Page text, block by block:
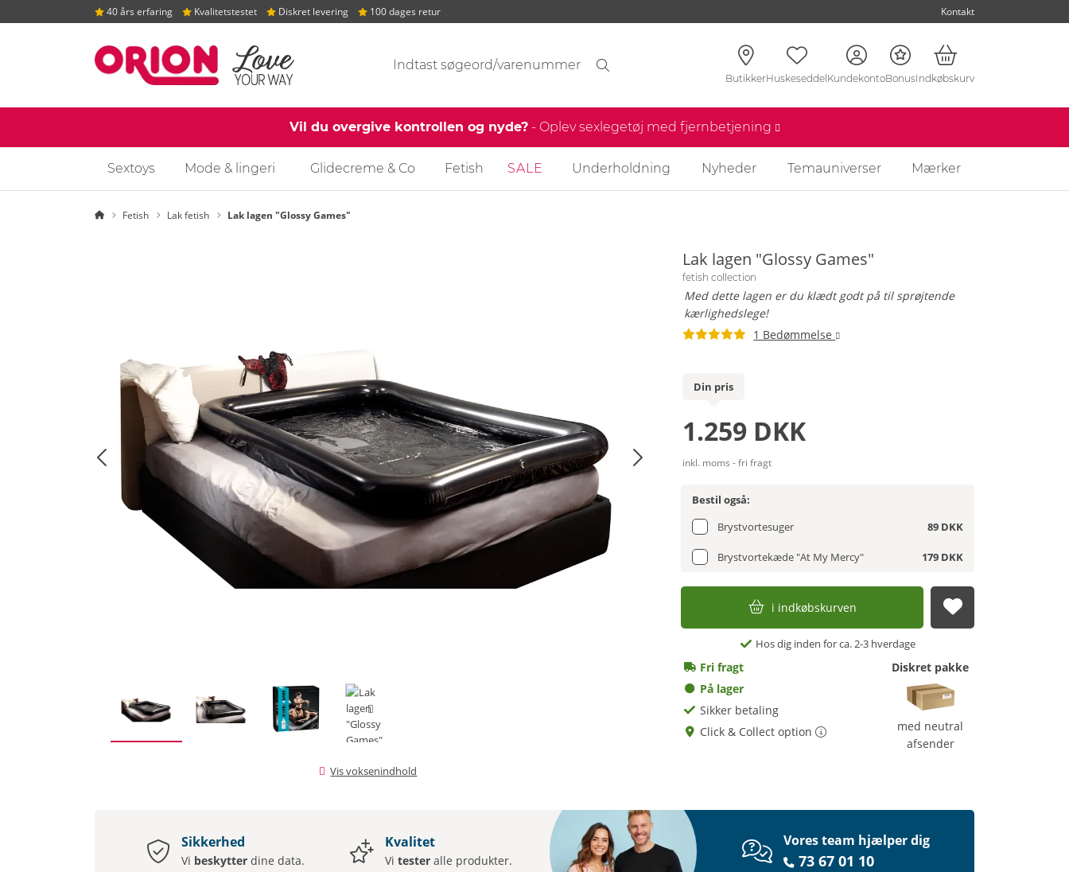
40 års erfaring Kvalitetstestet Diskret levering 100 dages retur Kontakt
Søgeforslag
Søgning
ButikkerHuskeseddelKundekontoBonusIndkøbskurv
Vil du overgive kontrollen og nyde?- Oplev sexlegetøj med fjernbetjening
Sextoys Mode & lingeri Glidecreme & Co Fetish SALE Underholdning Nyheder Temauniverser Mærker
Startside
Fetish Lak fetish Lak lagen "Glossy Games"
Vis voksenindhold
Lak lagen "Glossy Games"
fetish collection
Med dette lagen er du klædt godt på til sprøjtende
kærlighedslege!
1 Bedømmelse
Din pris
1.259 DKK
inkl. moms - fri fragt
Bestil også:
Brystvortesuger
89 DKK
Brystvortekæde "At My Mercy" 179 DKK
i indkøbskurven afsend
Hos dig inden for ca. 2-3 hverdage
Fri fragt
På lager
Sikker betaling
Click & Collect option
Diskret pakke
med neutral
afsender
Sikkerhed
Vi beskytter dine data.
Kvalitet
Vi testeralle produkter.
Vores team hjælper dig
73 67 01 10